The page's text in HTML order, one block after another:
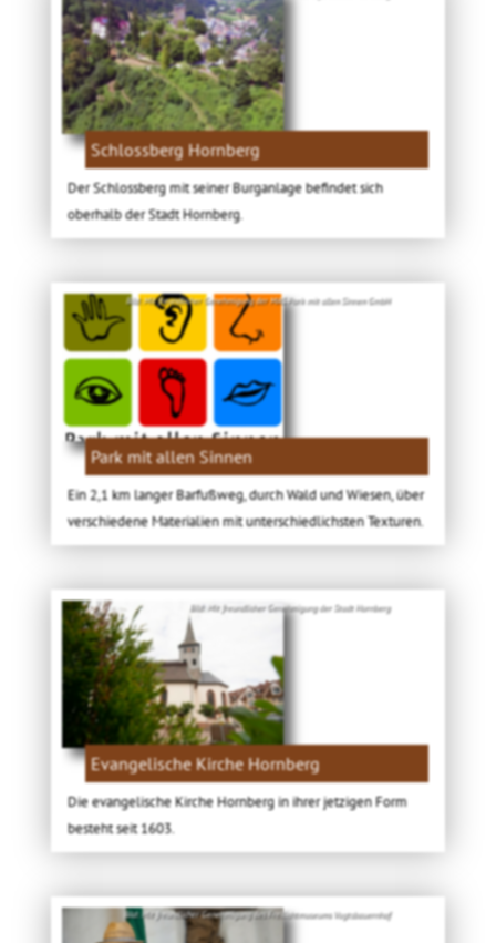
Schlossberg Hornberg
Der Schlossberg mit seiner Burganlage befindet sich
oberhalb der Stadt Hornberg.
Bild: Mit freundlicher Genehmigung der MAS Park mit allen Sinnen GmbH
Park mit allen Sinnen
Ein 2,1 km langer Barfußweg, durch Wald und Wiesen, über
verschiedene Materialien mit unterschiedlichsten Texturen.
Bild: Mit freundlicher Genehmigung der Stadt Hornberg
Evangelische Kirche Hornberg
Die evangelische Kirche Hornberg in ihrer jetzigen Form
besteht seit 1603.
Bild: Mit freundlicher Genehmigung des Freilichtmuseums Vogtsbauernhof